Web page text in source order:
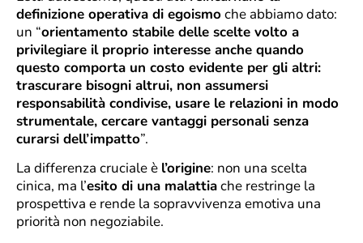
definizione operativa di egoismoche abbiamo dato:
un “orientamento stabile delle scelte volto a
privilegiare il proprio interesse anche quando
questo comporta un costo evidente per gli altri:
trascurare bisogni altrui, non assumersi
responsabilità condivise, usare le relazioni in modo
strumentale, cercare vantaggi personali senza
curarsi dell’impatto”.
La differenza cruciale è l’origine: non una scelta
cinica, ma l’esito di una malattiache restringe la
prospettiva e rende la sopravvivenza emotiva una
priorità non negoziabile.